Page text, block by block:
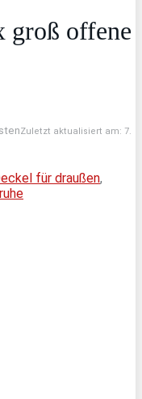
groß offene
Zuletzt aktualisiert am: 7.
für draußen,